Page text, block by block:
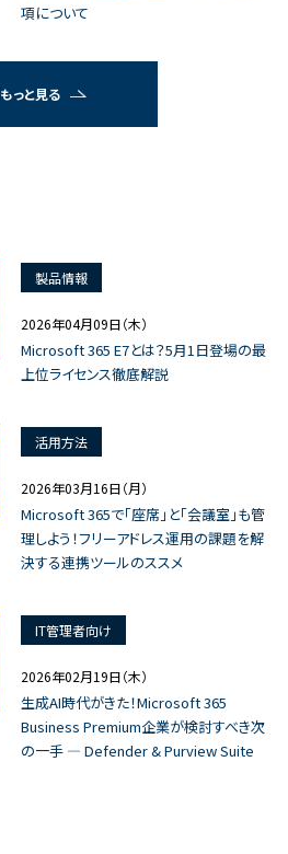
項について
もっと見る
製品情報
2026年04月09日（木）
Microsoft 365 E7とは？5月1日登場の最
上位ライセンス徹底解説
活用方法
2026年03月16日（月）
Microsoft 365で「座席」と「会議室」も管
理しよう！フリーアドレス運用の課題を解
決する連携ツールのススメ
IT管理者向け
2026年02月19日（木）
生成AI時代がきた！Microsoft 365
Business Premium企業が検討すべき次
の一手 ― Defender & Purview Suite